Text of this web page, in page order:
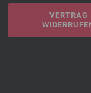
VERTRAG